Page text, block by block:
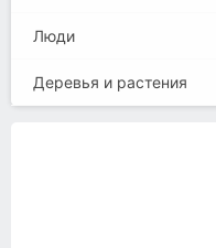
Люди
Деревья и растения